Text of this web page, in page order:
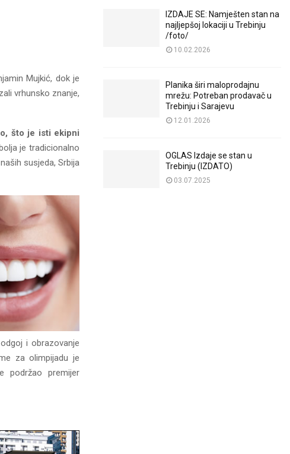
Mujkić, dok je
vrhunsko znanje,
što je isti ekipni
je tradicionalno
susjeda, Srbija
i obrazovanje
za olimpijadu je
podržao premijer
IZDAJE SE: Namješten stan na
najljepšoj lokaciji u Trebinju
/foto/
10.02.2026
Planika širi maloprodajnu
mrežu: Potreban prodavač u
Trebinju i Sarajevu
12.01.2026
OGLAS Izdaje se stan u
Trebinju (IZDATO)
03.07.2025